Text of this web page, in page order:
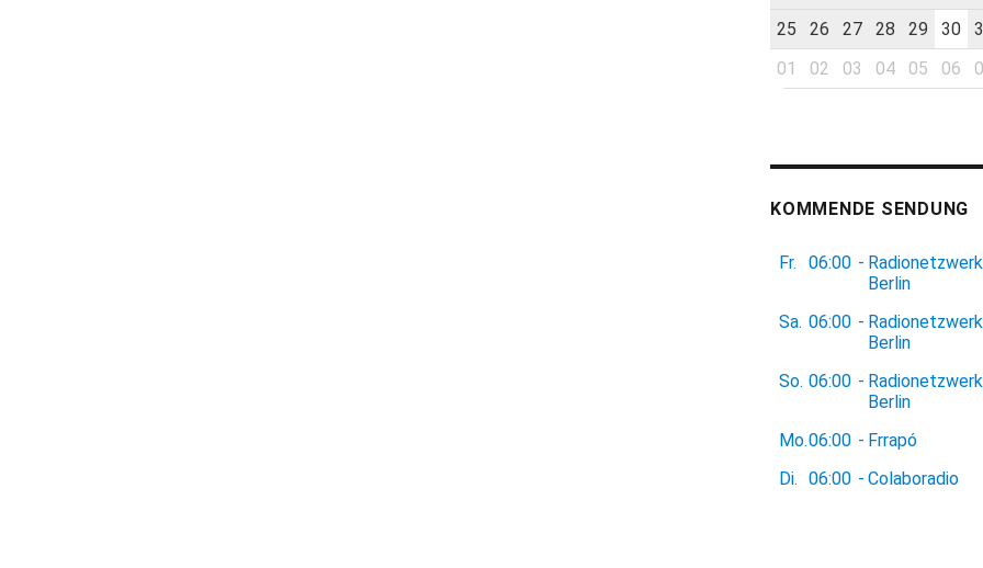
25
26 27 28 29 30
01
02 03 04 05 06
KOMMENDE SENDUNG
Fr. 06:00 - Radionetzwerk
Berlin
Sa. 06:00 - Radionetzwerk
Berlin
So. 06:00 - Radionetzwerk
Berlin
Mo.06:00 - Frrapó
Di. 06:00 - Colaboradio